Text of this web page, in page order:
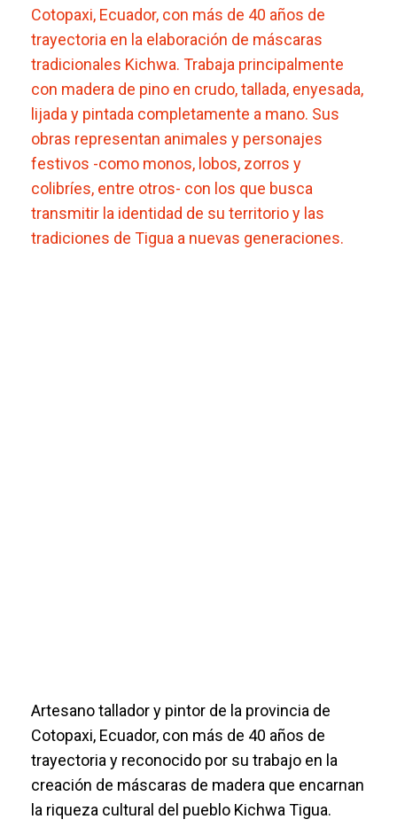
Cotopaxi, Ecuador, con más de 40 años de
trayectoria en la elaboración de máscaras
tradicionales Kichwa. Trabaja principalmente
con madera de pino en crudo, tallada, enyesada,
lijada y pintada completamente a mano. Sus
obras representan animales y personajes
festivos -como monos, lobos, zorros y
colibríes, entre otros- con los que busca
transmitir la identidad de su territorio y las
tradiciones de Tigua a nuevas generaciones.
Artesano tallador y pintor de la provincia de
Cotopaxi, Ecuador, con más de 40 años de
trayectoria y reconocido por su trabajo en la
creación de máscaras de madera que encarnan
la riqueza cultural del pueblo Kichwa Tigua.